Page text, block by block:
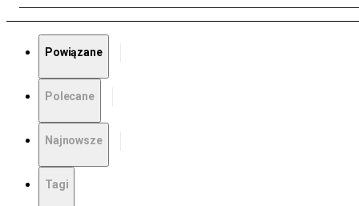
Powiązane
Polecane
Najnowsze
Tagi